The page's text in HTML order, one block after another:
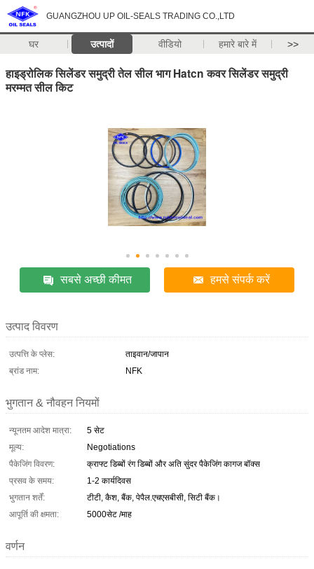
GUANGZHOU UP OIL-SEALS TRADING CO.,LTD
घर उत्पादों वीडियो हमारे बारे में >>
हाइड्रोलिक सिलेंडर समुद्री तेल सील भाग Hatcn कवर सिलेंडर समुद्री
मरम्मत सील किट
सबसे अच्छी कीमत हमसे संपर्क करें
उत्पाद विवरण
उत्पत्ति के प्लेस:
ताइवान/जापान
ब्रांड नाम:
NFK
भुगतान & नौवहन नियमों
न्यूनतम आदेश मात्रा:
5 सेट
मूल्य:
Negotiations
पैकेजिंग विवरण:
क्राफ्ट डिब्बों रंग डिब्बों और अति सुंदर पैकेजिंग कागज बॉक्स
प्रसव के समय:
1-2 कार्यदिवस
भुगतान शर्तें:
टीटी, कैश, बैंक, पेपैल.एचएसबीसी, सिटी बैंक।
आपूर्ति की क्षमता:
5000सेट /माह
वर्णन